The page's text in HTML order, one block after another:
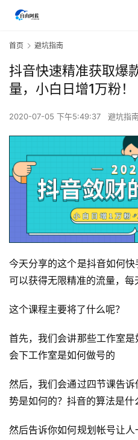
首页 避坑指南
抖音快速精准获取爆
量，小白日增1万粉！
2020-07-05 下午5:49:37 避坑指
今天分享的这个是抖音如何快
可以获得无限精准的流量，每
这个课程主要将了什么呢？
首先，我们会讲那些工作室
会下工作室是如何做号的
然后，我们会通过四节课告
势是如何的？抖音的算法是什
然后告诉你如何规划帐号让